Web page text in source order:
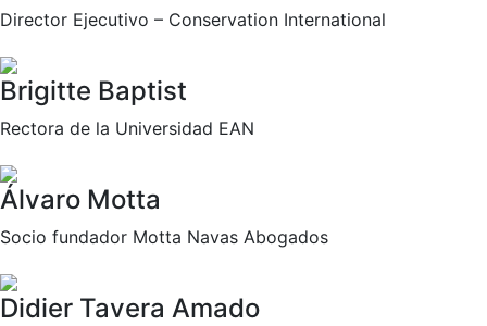
Director Ejecutivo – Conservation International
Brigitte Baptist
Rectora de la Universidad EAN
Álvaro Motta
Socio fundador Motta Navas Abogados
Didier Tavera Amado